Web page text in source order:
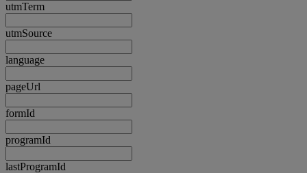
utmTerm
utmSource
language
pageUrl
formId
programId
lastProgramId